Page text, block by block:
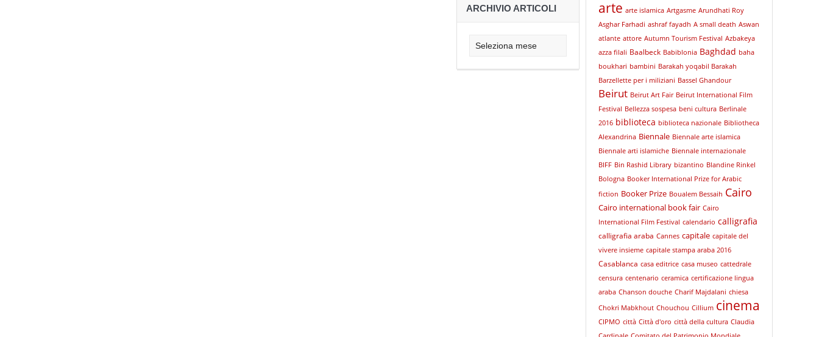
ARCHIVIO ARTICOLI arte arte islamica Artgasme Arundhati Roy
Asghar Farhadi ashraf fayadh A small death Aswan
atlante attore Autumn Tourism Festival Azbakeya
azza filali Baalbeck Babiblonia Baghdad baha
boukhari bambini Barakah yoqabil Barakah
Barzellette per i miliziani Bassel Ghandour
Beirut Beirut Art Fair Beirut International Film
Festival Bellezza sospesa beni cultura Berlinale
2016 biblioteca biblioteca nazionale Bibliotheca
Alexandrina Biennale Biennale arte islamica
Biennale arti islamiche Biennale internazionale
BIFF Bin Rashid Library bizantino Blandine Rinkel
Bologna Booker International Prize for Arabic
fiction Booker Prize Boualem Bessaih Cairo
Cairo international book fair Cairo
International Film Festival calendario calligrafia
calligrafia araba Cannes capitale capitale del
vivere insieme capitale stampa araba 2016
Casablanca casa editrice casa museo cattedrale
censura centenario ceramica certificazione lingua
araba Chanson douche Charif Majdalani chiesa
Chokri Mabkhout Chouchou Cillium cinema
CIPMO città Città d'oro città della cultura Claudia